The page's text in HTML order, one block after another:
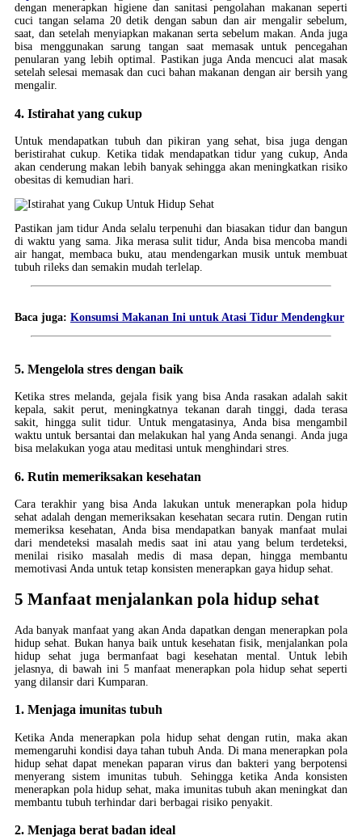
dengan menerapkan higiene dan sanitasi pengolahan makanan seperti
cuci tangan selama 20 detik dengan sabun dan air mengalir sebelum,
saat, dan setelah menyiapkan makanan serta sebelum makan. Anda juga
bisa menggunakan sarung tangan saat memasak untuk pencegahan
penularan yang lebih optimal. Pastikan juga Anda mencuci alat masak
setelah selesai memasak dan cuci bahan makanan dengan air bersih yang
mengalir.
4. Istirahat yang cukup
Untuk mendapatkan tubuh dan pikiran yang sehat, bisa juga dengan
beristirahat cukup. Ketika tidak mendapatkan tidur yang cukup, Anda
akan cenderung makan lebih banyak sehingga akan meningkatkan risiko
obesitas di kemudian hari.
Pastikan jam tidur Anda selalu terpenuhi dan biasakan tidur dan bangun
di waktu yang sama. Jika merasa sulit tidur, Anda bisa mencoba mandi
air hangat, membaca buku, atau mendengarkan musik untuk membuat
tubuh rileks dan semakin mudah terlelap.
Baca juga: Konsumsi Makanan Ini untuk Atasi Tidur Mendengkur
5. Mengelola stres dengan baik
Ketika stres melanda, gejala fisik yang bisa Anda rasakan adalah sakit
kepala, sakit perut, meningkatnya tekanan darah tinggi, dada terasa
sakit, hingga sulit tidur. Untuk mengatasinya, Anda bisa mengambil
waktu untuk bersantai dan melakukan hal yang Anda senangi. Anda juga
bisa melakukan yoga atau meditasi untuk menghindari stres.
6. Rutin memeriksakan kesehatan
Cara terakhir yang bisa Anda lakukan untuk menerapkan pola hidup
sehat adalah dengan memeriksakan kesehatan secara rutin. Dengan rutin
memeriksa kesehatan, Anda bisa mendapatkan banyak manfaat mulai
dari mendeteksi masalah medis saat ini atau yang belum terdeteksi,
menilai risiko masalah medis di masa depan, hingga membantu
memotivasi Anda untuk tetap konsisten menerapkan gaya hidup sehat.
5 Manfaat menjalankan pola hidup sehat
Ada banyak manfaat yang akan Anda dapatkan dengan menerapkan pola
hidup sehat. Bukan hanya baik untuk kesehatan fisik, menjalankan pola
hidup sehat juga bermanfaat bagi kesehatan mental. Untuk lebih
jelasnya, di bawah ini 5 manfaat menerapkan pola hidup sehat seperti
yang dilansir dari Kumparan.
1. Menjaga imunitas tubuh
Ketika Anda menerapkan pola hidup sehat dengan rutin, maka akan
memengaruhi kondisi daya tahan tubuh Anda. Di mana menerapkan pola
hidup sehat dapat menekan paparan virus dan bakteri yang berpotensi
menyerang sistem imunitas tubuh. Sehingga ketika Anda konsisten
menerapkan pola hidup sehat, maka imunitas tubuh akan meningkat dan
membantu tubuh terhindar dari berbagai risiko penyakit.
2. Menjaga berat badan ideal